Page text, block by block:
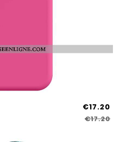
€17.20
€17.20